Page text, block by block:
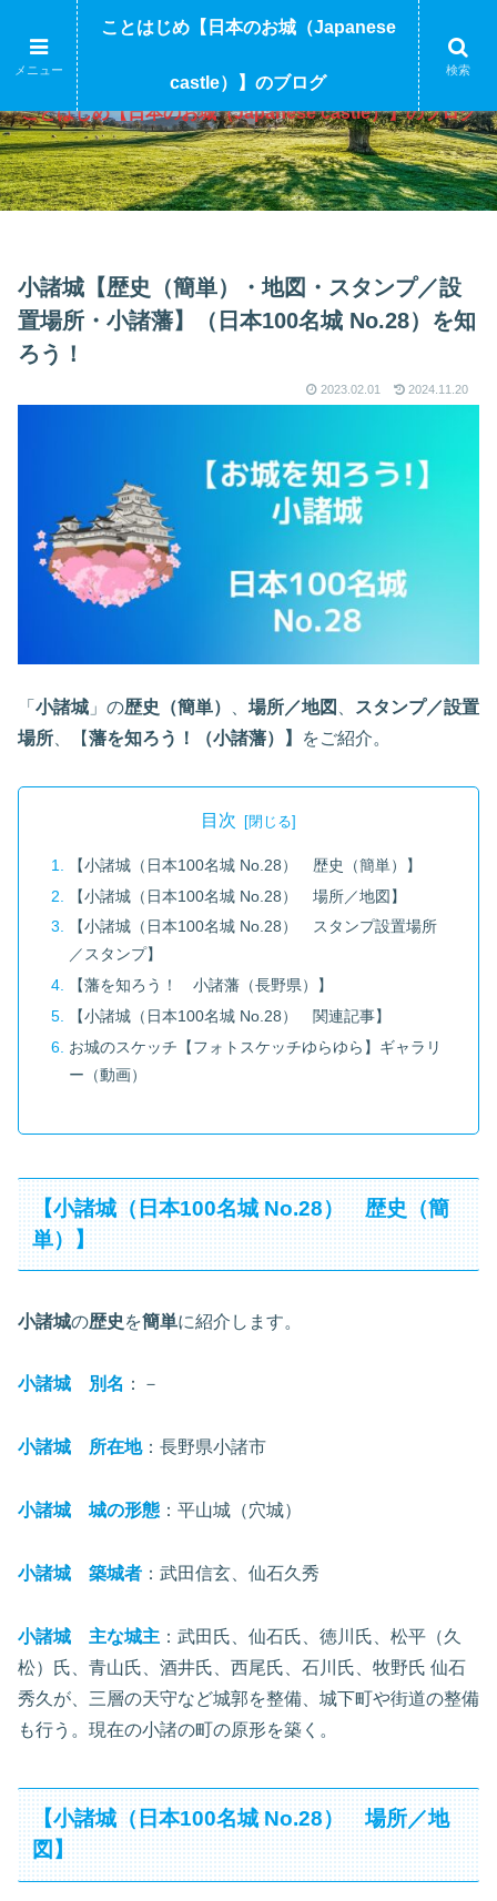
ことはじめ【日本のお城（Japanese castle）】のブログ
小諸城【歴史（簡単）・地図・スタンプ／設
置場所・小諸藩】（日本100名城 No.28）を知
ろう！
2023.02.01 2024.11.20
「 小諸城 」の歴史 （簡単） 場所／地図
スタンプ／設置
場所 、【藩を知ろう！（小諸藩）】 をご紹介。
目次
【小諸城（日本100名城 No.28） 歴史（簡単）】
【小諸城（日本100名城 No.28） 場所／地図】
【小諸城（日本100名城 No.28） スタンプ設置場所
／スタンプ】
【藩を知ろう！ 小諸藩（長野県）】
【小諸城（日本100名城 No.28） 関連記事】
お城のスケッチ【フォトスケッチゆらゆら】ギャラリ
ー（動画）
【小諸城（日本100名城 No.28） 歴史（簡
単）】
小諸城の歴史 を簡単に紹介します。
小諸城 別名 ：－
小諸城 所在地：長野県小諸市
小諸城 城の形態 ：平山城（穴城）
小諸城 築城者 ：武田信玄、仙石久秀
小諸城 主な城主 ：武田氏、仙石氏、徳川氏、松平（久
松）氏、青山氏、酒井氏、西尾氏、石川氏、牧野氏 仙石
秀久が、三層の天守など城郭を整備、城下町や街道の整備
も行う。現在の小諸の町の原形を築く。
【小諸城（日本100名城 No.28） 場所／地
図】
メニュー
ことはじめ【日本のお城（Japanese
castle）】のブログ
検索